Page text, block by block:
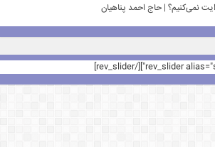
نمی‌کنیم؟ | حاج احمد پناهیان